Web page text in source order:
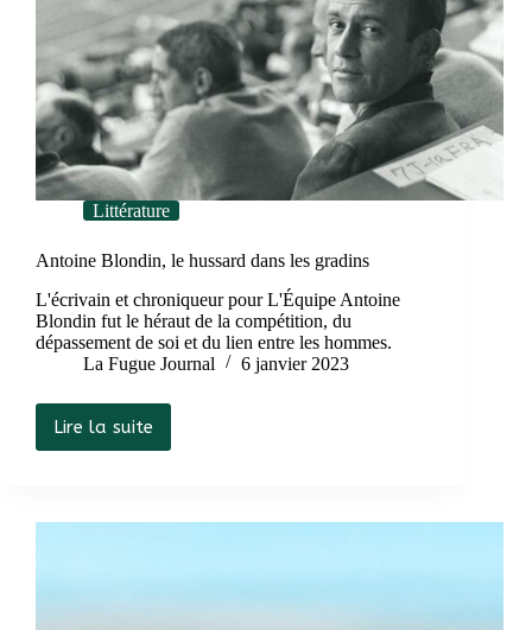
Littérature
Antoine Blondin, le hussard dans les gradins
L'écrivain et chroniqueur pour L'Équipe Antoine
Blondin fut le héraut de la compétition, du
dépassement de soi et du lien entre les hommes.
La Fugue Journal
6 janvier 2023
Lire la suite
Antoine
Blondin,
dans